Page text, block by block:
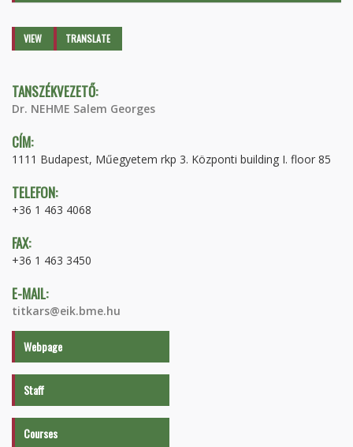
Primary tabs
VIEW (ACTIVETRANSLATE
TANSZÉKVEZETŐ:
Dr. NEHME Salem Georges
CÍM:
1111 Budapest, Műegyetem rkp 3. Központi building I. floor 85
TELEFON:
+36 1 463 4068
FAX:
+36 1 463 3450
E-MAIL:
titkars@eik.bme.hu
Webpage
Staff
Courses